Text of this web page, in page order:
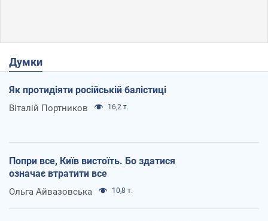
Думки
Як протидіяти російській балістиці
Віталій Портников 16,2 т.
Попри все, Київ вистоїть. Бо здатися
означає втратити все
Ольга Айвазовська 10,8 т.